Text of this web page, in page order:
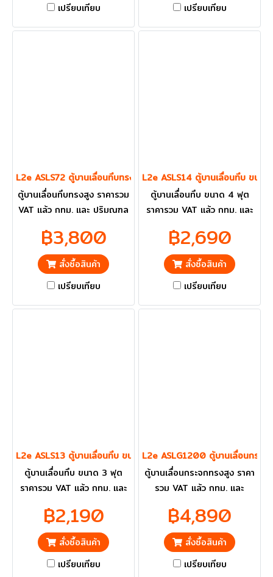
เปรียบเทียบ
เปรียบเทียบ
L2e ASLS72 ตู้บานเลื่อนทึบทรงสูง
ตู้บานเลื่อนทึบทรงสูง ราคารวม
VAT แล้ว กทม. และ ปริมณฑล
฿3,800
สั่งซื้อสินค้า
เปรียบเทียบ
L2e ASLS14 ตู้บานเลื่อนทึบ ขนา
ตู้บานเลื่อนทึบ ขนาด 4 ฟุต
ราคารวม VAT แล้ว กทม. และ
฿2,690
สั่งซื้อสินค้า
เปรียบเทียบ
L2e ASLS13 ตู้บานเลื่อนทึบ ขนาด 3 ฟุต
ตู้บานเลื่อนทึบ ขนาด 3 ฟุต
ราคารวม VAT แล้ว กทม. และ
฿2,190
สั่งซื้อสินค้า
เปรียบเทียบ
L2e ASLG1200 ตู้บานเลื่อนกระจ
ตู้บานเลื่อนกระจกทรงสูง ราคา
รวม VAT แล้ว กทม. และ
฿4,890
สั่งซื้อสินค้า
เปรียบเทียบ